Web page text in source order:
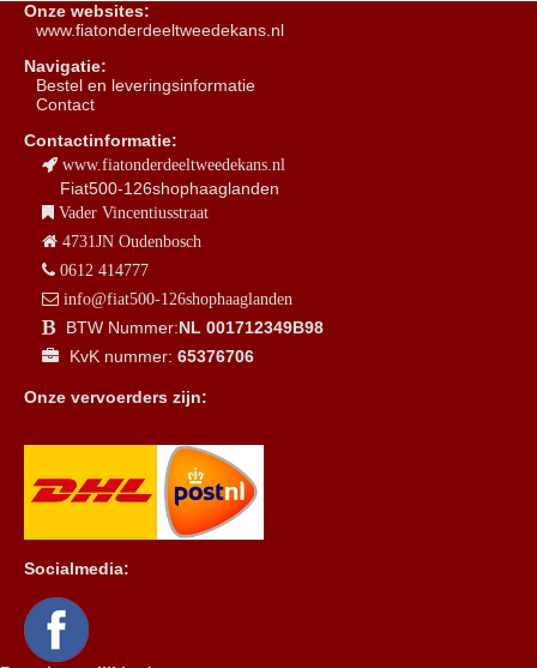
Onze websites:
www.fiatonderdeeltweedekans.nl
Navigatie:
Bestel en leveringsinformatie
Contact
Contactinformatie:
www.fiatonderdeeltweedekans.nl
Fiat500-126shophaaglanden
Vader Vincentiusstraat
4731JN Oudenbosch
0612 414777
info@fiat500-126shophaaglanden
BTW Nummer:NL 001712349B98
KvK nummer: 65376706
Onze vervoerders zijn:
Socialmedia: